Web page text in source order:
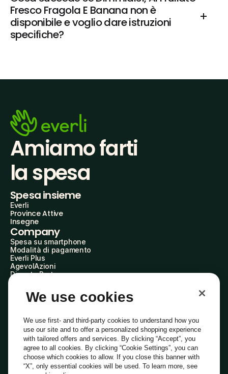
Fresco Fragola E Banana non è
disponibile e voglio dare istruzioni
specifiche?
Amiamo farti
la spesa
Spesa insieme
Everli
Province Attive
Insegne
Company
Spesa su smartphone
Modalità di pagamento
Everli Plus
AgevolAzioni
Diventa Partner
Everli Shoppers
About Us
Everli News
Domande frequenti
Lavora con noi
Diventa Shopper
Investitori
PrivacyCookiePreferenze Cookie
Termini e CondizioniCodice Etico
We use cookies
We use first- and third-party cookies to understand how you
use our site and to offer a personalized shopping experience
with tailored offers and services. By clicking “Accept”, you
agree to all cookies. By clicking “Cookie Settings”, you can
choose which cookies to allow. If you close this banner with
“X”, only essential cookies will be used. To learn more, see